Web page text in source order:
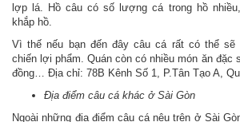
lợp lá. Hồ câu có số lượng cá trong hồ
khắp hồ.
Vì thế nếu bạn đến đây câu cá rất có thể sẽ
chiến lợi phẩm. Quán còn có nhiều món ăn đặc
đồng… Địa chỉ: 78B Kênh Số 1, P.Tân Tạo A,
Địa điểm câu cá khác ở Sài Gòn
Ngoài những địa điểm câu cá nêu trên ở Sài